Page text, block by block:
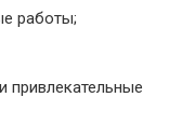
работы;
привлекательные